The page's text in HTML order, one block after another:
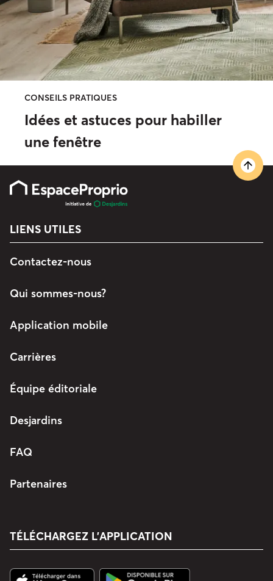
CONSEILS PRATIQUES
Idées et astuces pour habiller
une fenêtre
LIENS UTILES
Contactez-nous
Qui sommes-nous?
Application mobile
Carrières
Équipe éditoriale
Desjardins
FAQ
Partenaires
TÉLÉCHARGEZ L’APPLICATION